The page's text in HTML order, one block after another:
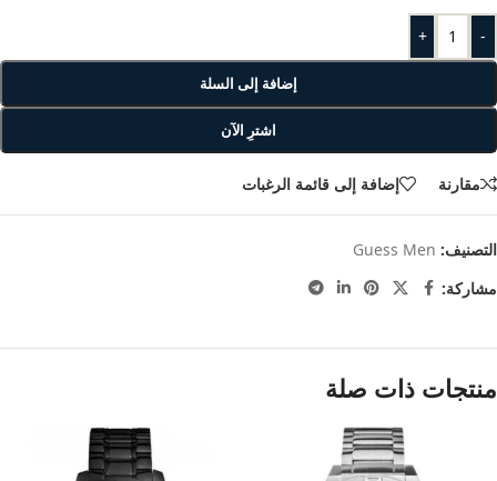
-
+
إضافة إلى السلة
اشترِ الآن
مقارنة إضافة إلى قائمة الرغبات
التصنيف: Guess Men
مشاركة:
منتجات ذات صلة